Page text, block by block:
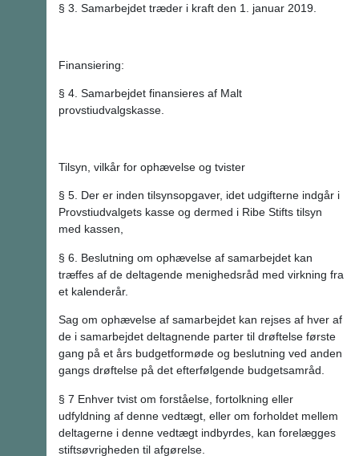
§ 3. Samarbejdet træder i kraft den 1. januar 2019.
Finansiering:
§ 4. Samarbejdet finansieres af Malt
provstiudvalgskasse.
Tilsyn, vilkår for ophævelse og tvister
§ 5. Der er inden tilsynsopgaver, idet udgifterne indgår i
Provstiudvalgets kasse og dermed i Ribe Stifts tilsyn
med kassen,
§ 6. Beslutning om ophævelse af samarbejdet kan
træffes af de deltagende menighedsråd med virkning fra
et kalenderår.
Sag om ophævelse af samarbejdet kan rejses af hver af
de i samarbejdet deltagnende parter til drøftelse første
gang på et års budgetformøde og beslutning ved anden
gangs drøftelse på det efterfølgende budgetsamråd.
§ 7 Enhver tvist om forståelse, fortolkning eller
udfyldning af denne vedtægt, eller om forholdet mellem
deltagerne i denne vedtægt indbyrdes, kan forelægges
stiftsøvrigheden til afgørelse.